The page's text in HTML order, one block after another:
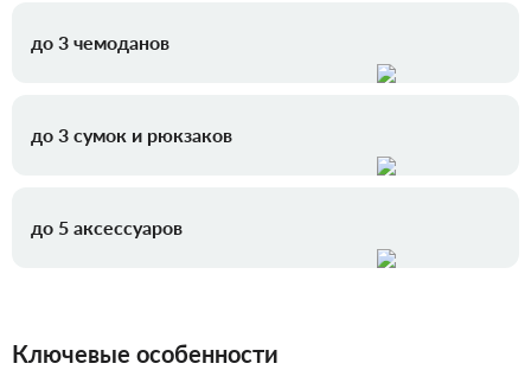
до 3 чемоданов
до 3 сумок и рюкзаков
до 5 аксессуаров
Ключевые особенности